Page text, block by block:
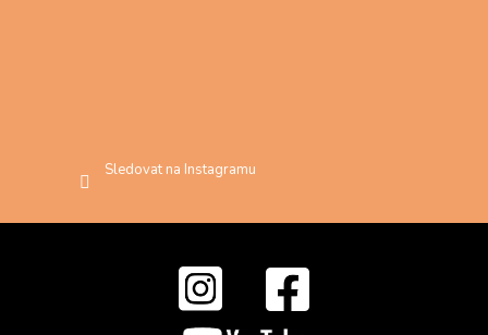
Sledovat na Instagramu